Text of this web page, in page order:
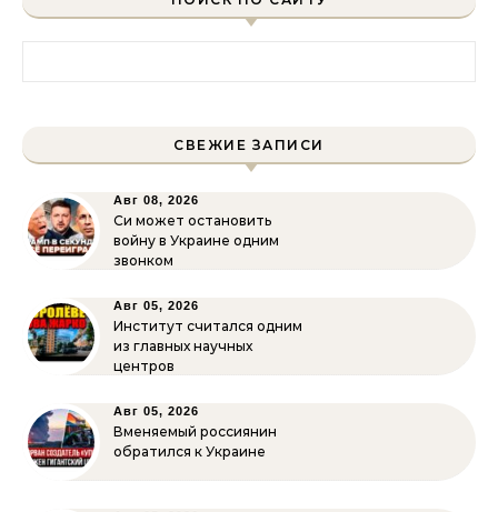
СВЕЖИЕ ЗАПИСИ
Авг 08, 2026
Си может остановить
войну в Украине одним
звонком
Авг 05, 2026
Институт считался одним
из главных научных
центров
Авг 05, 2026
Вменяемый россиянин
обратился к Украине